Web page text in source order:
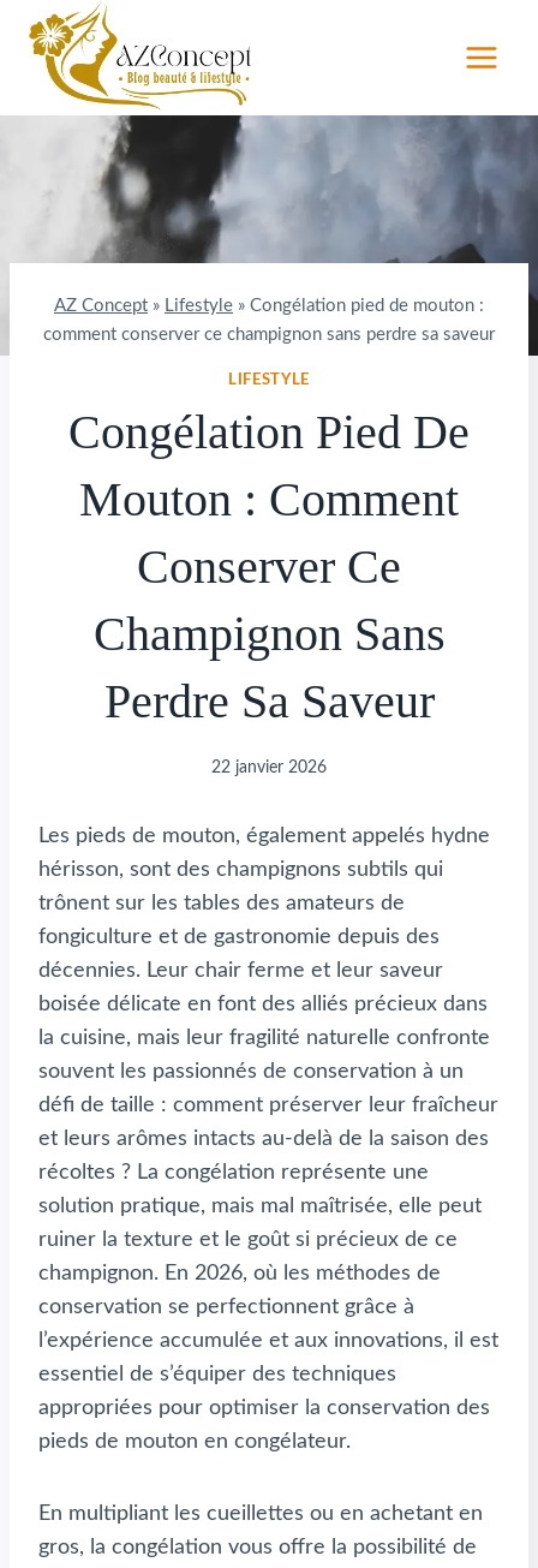
Aller
contenu
AZ Concept » Lifestyle » Congélation pied de mouton :
comment conserver ce champignon sans perdre sa saveur
LIFESTYLE
Congélation Pied De
Mouton : Comment
Conserver Ce
Champignon Sans
Perdre Sa Saveur
22 janvier 2026
Les pieds de mouton, également appelés hydne
hérisson, sont des champignons subtils qui
trônent sur les tables des amateurs de
fongiculture et de gastronomie depuis des
décennies. Leur chair ferme et leur saveur
boisée délicate en font des alliés précieux dans
la cuisine, mais leur fragilité naturelle confronte
souvent les passionnés de conservation à un
défi de taille : comment préserver leur fraîcheur
et leurs arômes intacts au-delà de la saison des
récoltes ? La congélation représente une
solution pratique, mais mal maîtrisée, elle peut
ruiner la texture et le goût si précieux de ce
champignon. En 2026, où les méthodes de
conservation se perfectionnent grâce à
l’expérience accumulée et aux innovations, il est
essentiel de s’équiper des techniques
appropriées pour optimiser la conservation des
pieds de mouton en congélateur.
En multipliant les cueillettes ou en achetant en
gros, la congélation vous offre la possibilité de